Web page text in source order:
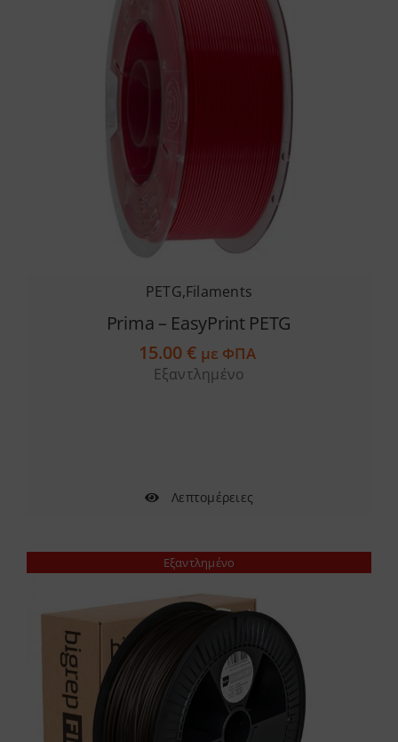
PETG,Filaments
Prima – EasyPrint PETG
15.00€ με ΦΠΑ
Εξαντλημένο
Λεπτομέρειες
Εξαντλημένο